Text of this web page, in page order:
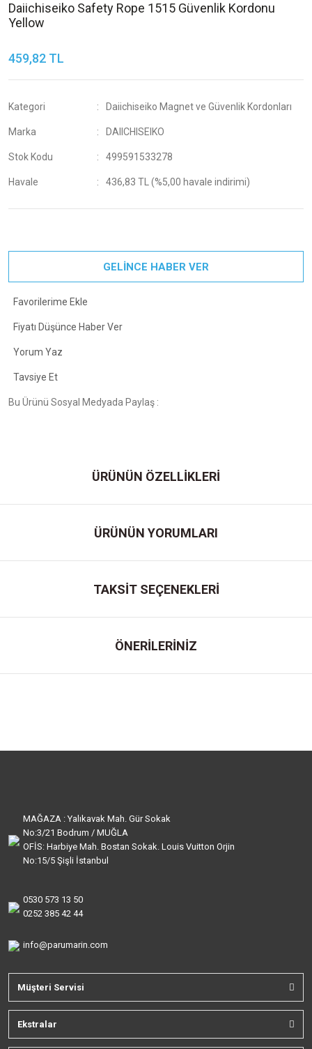
Daiichiseiko Safety Rope 1515 Güvenlik Kordonu
Yellow
459,82 TL
Kategori Daiichiseiko Magnet ve Güvenlik Kordonları
Marka DAIICHISEIKO
Stok Kodu 499591533278
Havale 436,83 TL (%5,00 havale indirimi)
GELİNCE HABER VER
Fiyatı Düşünce Haber Ver
Yorum Yaz
Tavsiye Et
Bu Ürünü Sosyal Medyada Paylaş :
ÜRÜNÜN ÖZELLİKLERİ
ÜRÜNÜN YORUMLARI
TAKSİT SEÇENEKLERİ
ÖNERİLERİNİZ
MAĞAZA : Yalıkavak Mah. Gür Sokak
No:3/21 Bodrum / MUĞLA
OFİS: Harbiye Mah. Bostan Sokak. Louis Vuitton Orjin
No:15/5 Şişli İstanbul
0530 573 13 50
0252 385 42 44
info@parumarin.com
Müşteri Servisi
Ekstralar